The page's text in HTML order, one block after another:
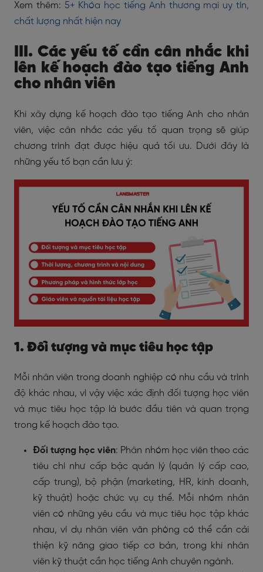
Xem thêm: 5+ Khóa học tiếng Anh thương mại uy tín,
chất lượng nhất hiện nay
III. Các yếu tố cần cân nhắc khi
lên kế hoạch đào tạo tiếng Anh
cho nhân viên
Khi xây dựng kế hoạch đào tạo tiếng Anh cho nhân
viên, việc cân nhắc các yếu tố quan trọng sẽ giúp
chương trình đạt được hiệu quả tối ưu. Dưới đây là
những yếu tố bạn cần lưu ý:
1. Đối tượng và mục tiêu học tập
Mỗi nhân viên trong doanh nghiệp có nhu cầu và trình
độ khác nhau, vì vậy việc xác định đối tượng học viên
và mục tiêu học tập là bước đầu tiên và quan trọng
trong kế hoạch đào tạo.
Đối tượng học viên: Phân nhóm học viên theo các
tiêu chí như cấp bậc quản lý (quản lý cấp cao,
cấp trung), bộ phận (marketing, HR, kinh doanh,
kỹ thuật) hoặc chức vụ cụ thể. Mỗi nhóm nhân
viên có những yêu cầu và mục tiêu học tập khác
nhau, ví dụ nhân viên văn phòng có thể cần cải
thiện kỹ năng giao tiếp cơ bản, trong khi nhân
viên kỹ thuật cần học tiếng Anh chuyên ngành.